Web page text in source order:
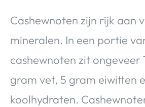
Cashewnoten zijn rijk aan
mineralen. In een portie
cashewnoten zit ongeveer
gram vet, 5 gram eiwitten
koolhydraten.